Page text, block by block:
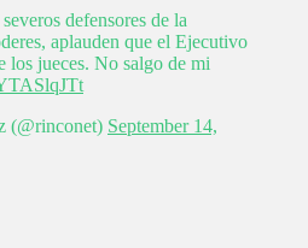
defensores de la
aplauden que el Ejecutivo
los jueces. No salgo de mi
(@rinconet) September 14,